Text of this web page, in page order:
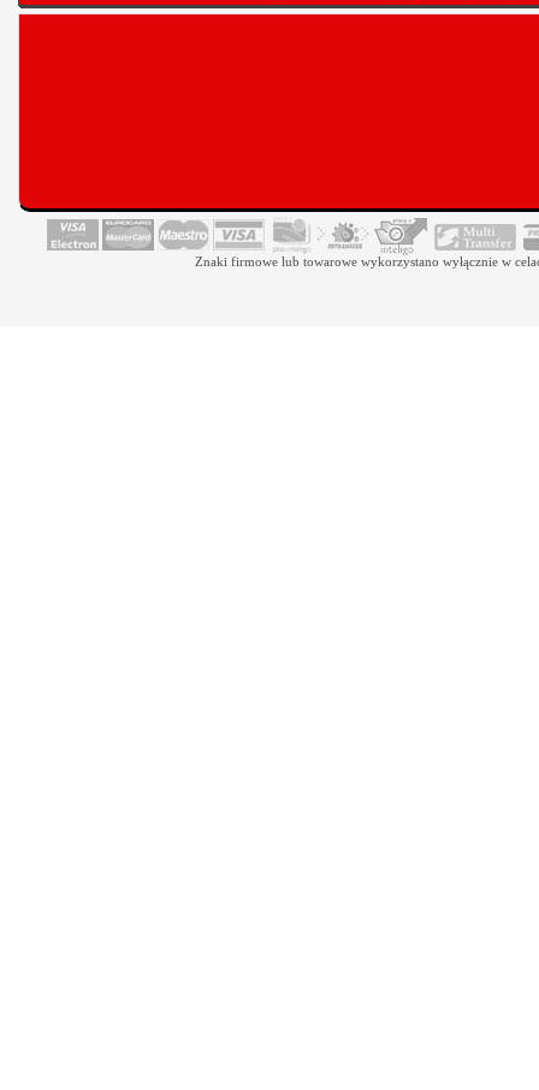
Znaki firmowe lub towarowe wykorzystano wyłącznie w